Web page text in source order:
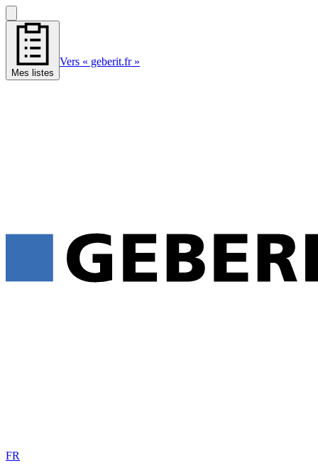
Mes listes
Vers « geberit.fr »
FR